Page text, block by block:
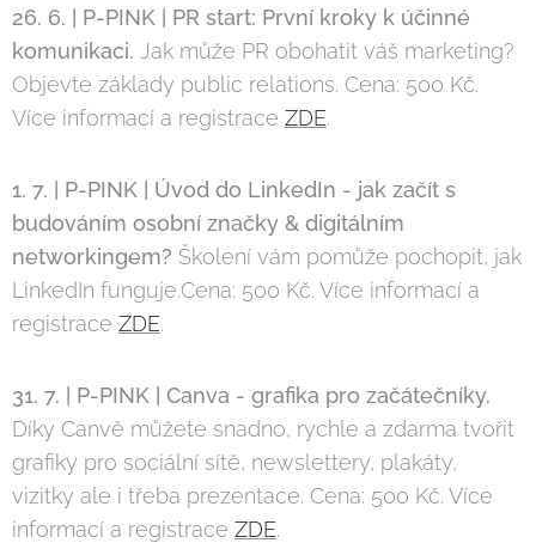
26. 6. | P-PINK | PR start: První kroky k účinné
komunikaci. Jak může PR obohatit váš marketing?
Objevte základy public relations. Cena: 500 Kč.
Více informací a registrace ZDE.
1. 7. | P-PINK | Úvod do LinkedIn - jak začít s
budováním osobní značky & digitálním
networkingem? Školení vám pomůže pochopit, jak
LinkedIn funguje.Cena: 500 Kč. Více informací a
registrace ZDE.
31. 7. | P-PINK | Canva - grafika pro začátečníky.
Díky Canvě můžete snadno, rychle a zdarma tvořit
grafiky pro sociální sítě, newslettery, plakáty,
vizitky ale i třeba prezentace. Cena: 500 Kč. Více
informací a registrace ZDE.